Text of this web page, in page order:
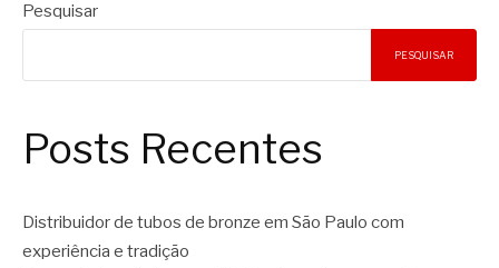
Pesquisar
PESQUISAR
Posts Recentes
Distribuidor de tubos de bronze em São Paulo com
experiência e tradição